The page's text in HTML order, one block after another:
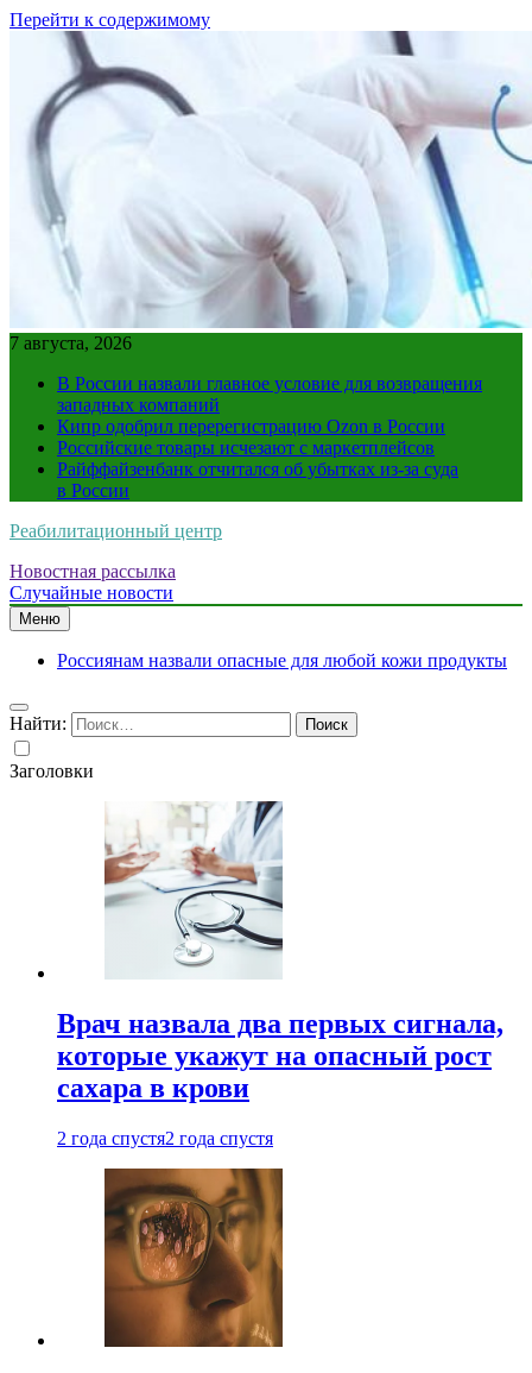
Перейти к содержимому
7 августа, 2026
В России назвали главное условие для возвращения
западных компаний
Кипр одобрил перерегистрацию Ozon в России
Российские товары исчезают с маркетплейсов
Райффайзенбанк отчитался об убытках из-за суда
в России
Реабилитационный центр
Новостная рассылка
Случайные новости
Меню
Россиянам назвали опасные для любой кожи продукты
Найти:
Заголовки
Врач назвала два первых сигнала,
которые укажут на опасный рост
сахара в крови
2 года спустя2 года спустя